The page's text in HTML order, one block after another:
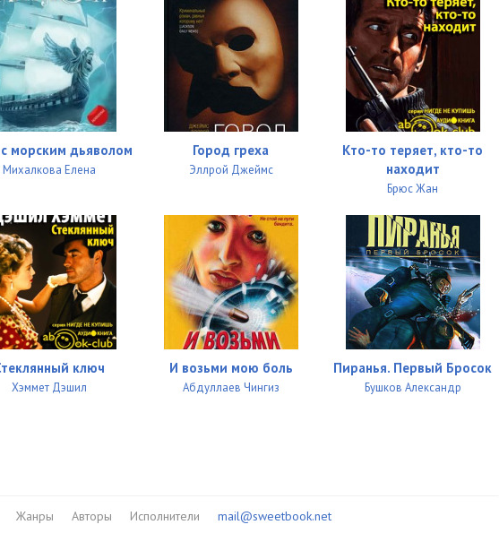
морским дьяволом
Михалкова Елена
Город греха
Эллрой Джеймс
Кто-то теряет, кто-то
находит
Брюс Жан
ключ
Хэммет Дэшил
И возьми мою боль
Абдуллаев Чингиз
Пиранья. Первый Бросок
Бушков Александр
Жанры Авторы Исполнители mail@sweetbook.net